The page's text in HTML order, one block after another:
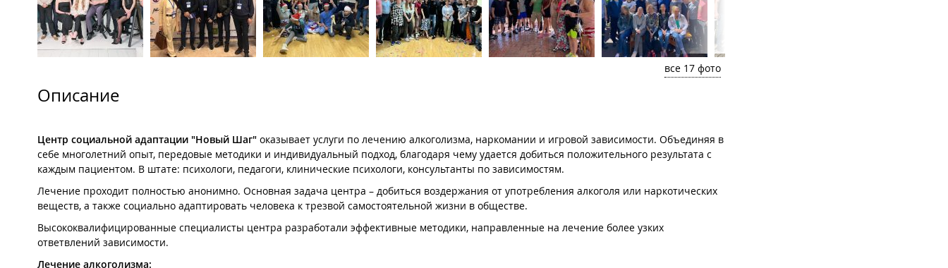
все 17 фото
Описание
Центр социальной адаптации "Новый Шаг" оказывает услуги по лечению алкоголизма, наркомании и игровой зависимости. Объединяя в
себе многолетний опыт, передовые методики и индивидуальный подход, благодаря чему удается добиться положительного результата с
каждым пациентом. В штате: психологи, педагоги, клинические психологи, консультанты по зависимостям.
Лечение проходит полностью анонимно. Основная задача центра – добиться воздержания от употребления алкоголя или наркотических
веществ, а также социально адаптировать человека к трезвой самостоятельной жизни в обществе.
Высококвалифицированные специалисты центра разработали эффективные методики, направленные на лечение более узких
ответвлений зависимости.
Лечение алкоголизма: